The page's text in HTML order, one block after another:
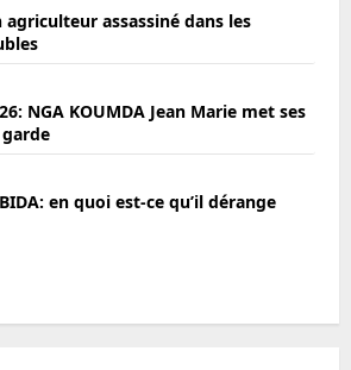
agriculteur assassiné dans les
NGA KOUMDA Jean Marie met ses
en quoi est-ce qu’il dérange